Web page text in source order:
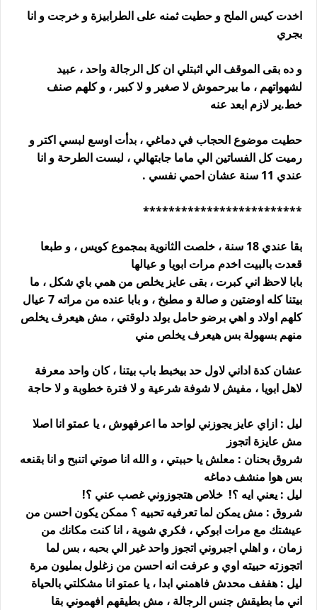
اخدت كيس الملح و حطيت ثمنه على الطرابيزة و خرجت و انا
بجري
و ده بقى الموقف الي اثبتلي ان كل الرجالة واحد ، عبيد
لشهواتهم ، ما بيرحموش لا صغير و لا كبير ، و كلهم صنف
خط.ير لازم ابعد عنه
حطيت موضوع الحجاب في دماغي ، بدأت اوسع لبسي اكتر و
رميت كل الفساتين الي ماما جابتهالي ، لبست الطرحة و انا
عندي 11 سنة عشان احمي نفسي .
*************************
بقا عندي 18 سنة ، خلصت الثانوية بمجموع كويس ، و طبعا
قعدت بالبيت اخدم مرات ابويا و عيالها
بابا لاحظ اني كبرت ، بقى عايز يخلص من همي باي شكل ، ما
بيتنا كله اوضتين و صالة و مطبخ ، و بابا عنده من مراته 7 عيال
كلهم اولاد و اهي برضو حامل بولد دلوقتي ، مش هيعرف يخلص
منهم بسهولة بس هيعرف يخلص مني
عشان كدة اداني لاول حد بيخبط باب بيتنا ، كان واحد معرفة
لاهل ابويا ، مفيش لا شوفة شرعية و لا فترة خطوبة و لا حاجة
ليل : ازاي عايز يجوزني لواحد ما اعرفهوش ، يا عمتو انا اصلا
مش عايزة اتجوز
شروق بحنان : معلش يا حببتي ، و الله انا صوتي اتنبح و انا بقنعه
بس هوا منشف دماغه
ليل : يعني ايه ؟! خلاص هتجوزوني غصب عني ؟!
شروق : مش يمكن لما تعرفيه تحبيه ؟ ممكن يكون احسن من
عيشتك مع مرات ابوكي ، فكري شوية ، انا كنت مكانك من
زمان ، و اهلي اجبروني اتجوز واحد غير الي بحبه ، بس لما
اتجوزته حبيته اوي و عرفت انه احسن من زغلول بمليون مرة
ليل : هففف محدش فاهمني ابدا ، يا عمتو انا مشكلتي بالحياة
اني ما بطيقش جنس الرجالة ، مش بطيقهم افهموني بقا